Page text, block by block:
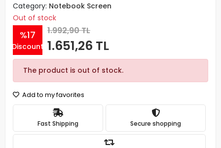
Category: Notebook Screen
Out of stock
%17
Discount
1.992,90 TL
1.651,26 TL
The product is out of stock.
Add to my favorites
Fast Shipping Secure shopping